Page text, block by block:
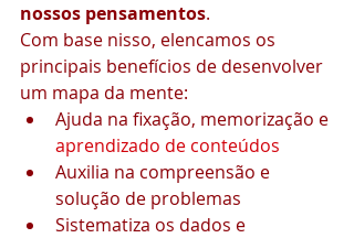
nossos pensamentos.
Com base nisso, elencamos os
principais benefícios de desenvolver
um mapa da mente:
Ajuda na fixação, memorização e
aprendizado de conteúdos
Auxilia na compreensão e
solução de problemas
Sistematiza os dados e